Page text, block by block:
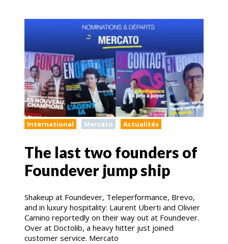
International Mercato Actualités
The last two founders of
Foundever jump ship
Shakeup at Foundever, Teleperformance, Brevo,
and in luxury hospitality: Laurent Uberti and Olivier
Camino reportedly on their way out at Foundever.
Over at Doctolib, a heavy hitter just joined
customer service. Mercato